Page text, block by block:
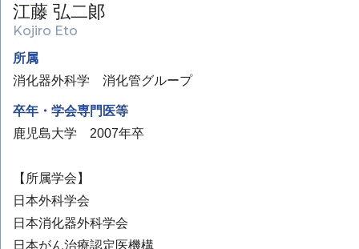
江藤 弘二郞
Kojiro Eto
所属
消化器外科学 消化管グループ
卒年・学会専門医等
鹿児島大学 2007年卒
【所属学会】
日本外科学会
日本消化器外科学会
日本がん治療認定医機構